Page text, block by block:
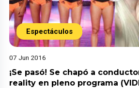
Espectáculos
07 Jun 2016
¡Se pasó! Se chapó a
reality en pleno programa